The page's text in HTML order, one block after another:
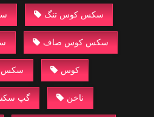
سکس کوس تنگ
سکس کوس صاف
سکس کوس
گپ ناخن